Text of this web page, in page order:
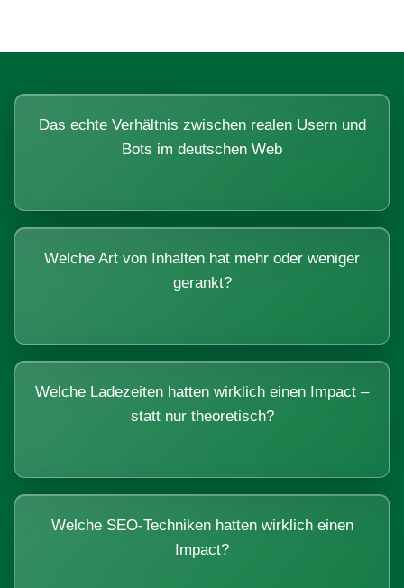
Das echte Verhältnis zwischen realen Usern und
Bots im deutschen Web
Welche Art von Inhalten hat mehr oder weniger
gerankt?
Welche Ladezeiten hatten wirklich einen Impact –
statt nur theoretisch?
Welche SEO-Techniken hatten wirklich einen
Impact?